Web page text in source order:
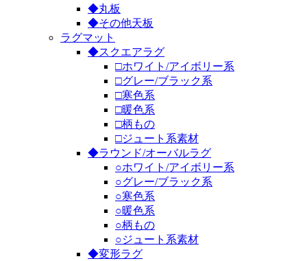
◆丸板
◆その他天板
ラグマット
◆スクエアラグ
□ホワイト/アイボリー系
□グレー/ブラック系
□寒色系
□暖色系
□柄もの
□ジュート系素材
◆ラウンド/オーバルラグ
○ホワイト/アイボリー系
○グレー/ブラック系
○寒色系
○暖色系
○柄もの
○ジュート系素材
◆変形ラグ